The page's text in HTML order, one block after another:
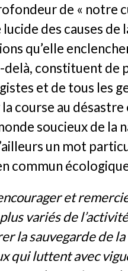
de « notre
lucide des causes
qu’elle
delà, constituent de
et de tous les
course au
soucieux de la
un mot
commun
et
variés de
la sauvegarde de
qui luttent avec